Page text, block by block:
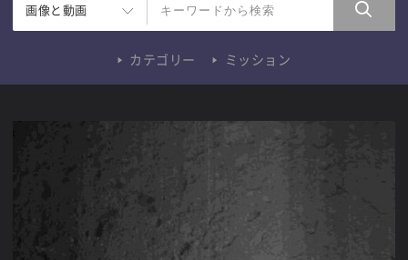
画像と動画
カテゴリー ミッション